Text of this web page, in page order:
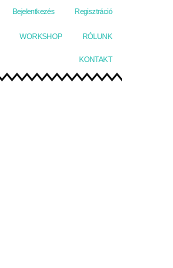
Bejelentkezés Regisztráció
WORKSHOP RÓLUNK
KONTAKT